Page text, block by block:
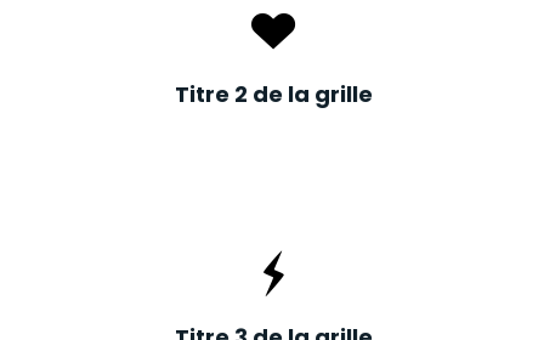
Titre 2 de la grille